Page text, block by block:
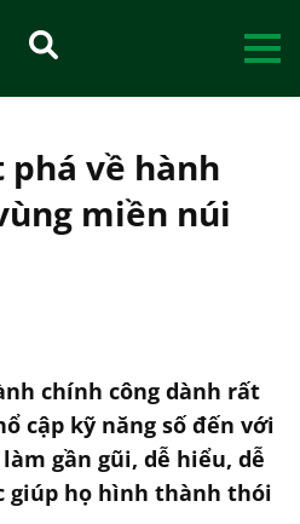
phá về hành
miền núi
chính công dành rất
cập kỹ năng số đến với
gần gũi, dễ hiểu, dễ
họ hình thành thói